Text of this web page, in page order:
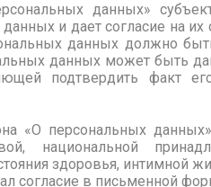
данных»
и дает согласие на
данных должно
данных может быть
подтвердить факт
«О персональных
национальной
здоровья, интимной
согласие в письменной